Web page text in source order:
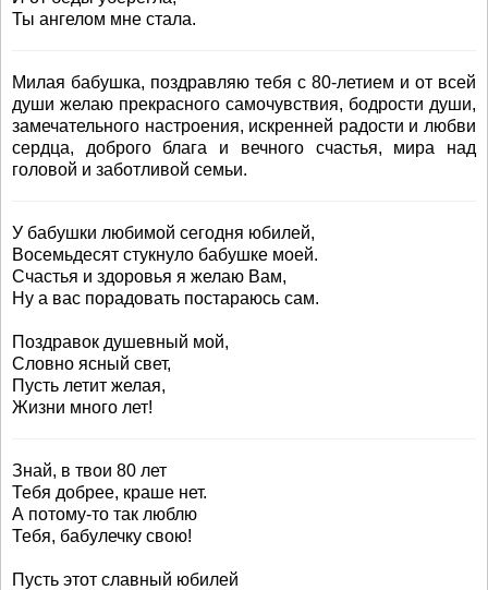
Ты ангелом мне стала.
Милая бабушка, поздравляю тебя с 80-летием и от всей
души желаю прекрасного самочувствия, бодрости души,
замечательного настроения, искренней радости и любви
сердца, доброго блага и вечного счастья, мира над
головой и заботливой семьи.
У бабушки любимой сегодня юбилей,
Восемьдесят стукнуло бабушке моей.
Счастья и здоровья я желаю Вам,
Ну а вас порадовать постараюсь сам.
Поздравок душевный мой,
Словно ясный свет,
Пусть летит желая,
Жизни много лет!
Знай, в твои 80 лет
Тебя добрее, краше нет.
А потому-то так люблю
Тебя, бабулечку свою!
Пусть этот славный юбилей